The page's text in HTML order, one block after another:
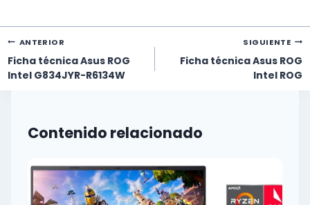
Navegación
de
entradas
ANTERIOR
Ficha técnica Asus ROG
Intel G834JYR-R6134W
SIGUIENTE
Ficha técnica Asus ROG
Intel ROG
Contenido relacionado